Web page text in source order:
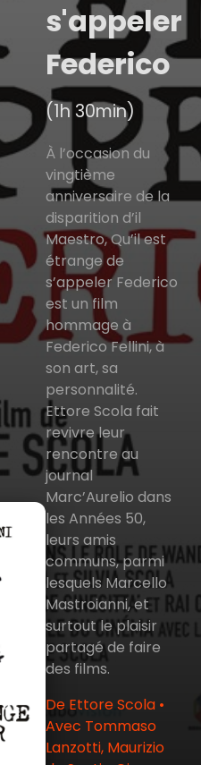
s'appeler
Federico
(1h 30min)
À l’occasion du
vingtième
anniversaire de la
disparition d’il
Maestro, Qu’il est
étrange de
s’appeler Federico
est un film
hommage à
Federico Fellini, à
son art, sa
personnalité.
Ettore Scola fait
revivre leur
rencontre au
journal
Marc’Aurelio dans
les Années 50,
leurs amis
communs, parmi
lesquels Marcello
Mastroianni, et
surtout le plaisir
partagé de faire
des films.
De Ettore Scola •
Avec Tommaso
Lanzotti, Maurizio